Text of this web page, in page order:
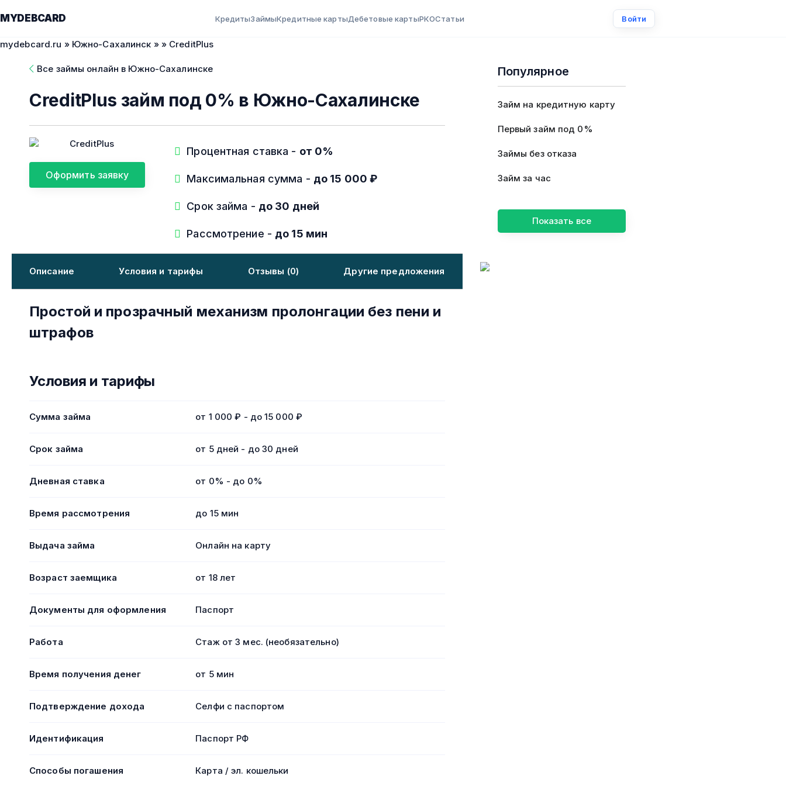
MYDEBCARD КредитыЗаймыКредитные картыДебетовые картыРКОСтатьи Войти
mydebcard.ru » Южно-Сахалинск » » CreditPlus
Все займы онлайн в Южно-Сахалинске
CreditPlus займ под 0% в Южно-Сахалинске
Оформить заявку
Процентная ставка - от 0%
Максимальная сумма - до 15 000 ₽
Срок займа - до 30 дней
Рассмотрение - до 15 мин
Описание Условия и тарифы Отзывы (0) Другие предложения
Простой и прозрачный механизм пролонгации без пени и
штрафов
Условия и тарифы
Сумма займа от 1 000 ₽ - до 15 000 ₽
Срок займа от 5 дней - до 30 дней
Дневная ставка от 0% - до 0%
Время рассмотрения до 15 мин
Выдача займа Онлайн на карту
Возраст заемщика от 18 лет
Документы для оформления Паспорт
Работа Стаж от 3 мес. (необязательно)
Время получения денег от 5 мин
Подтверждение дохода Селфи с паспортом
Идентификация Паспорт РФ
Способы погашения Карта / эл. кошельки
Популярное
Займ на кредитную карту
Первый займ под 0%
Займы без отказа
Займ за час
Показать все